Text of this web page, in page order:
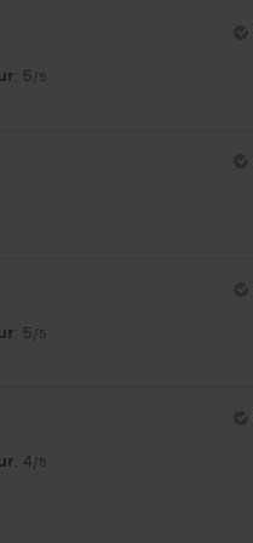
: 5/5
: 5/5
: 4/5